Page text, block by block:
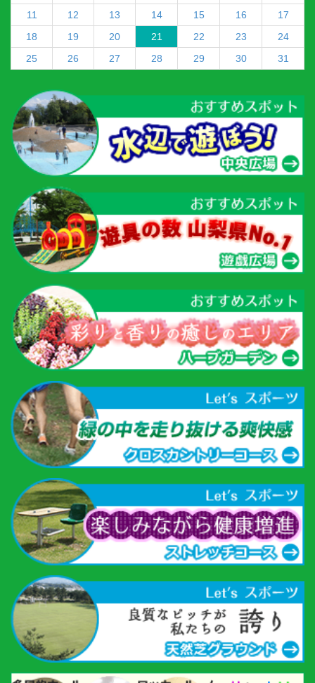
11 12 13 14 15 16
17
18
19 20 21 22 23
24
25
26 27 28 29 30 31